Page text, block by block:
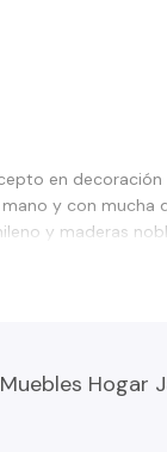
en
y con mucha
y maderas
Muebles Hogar